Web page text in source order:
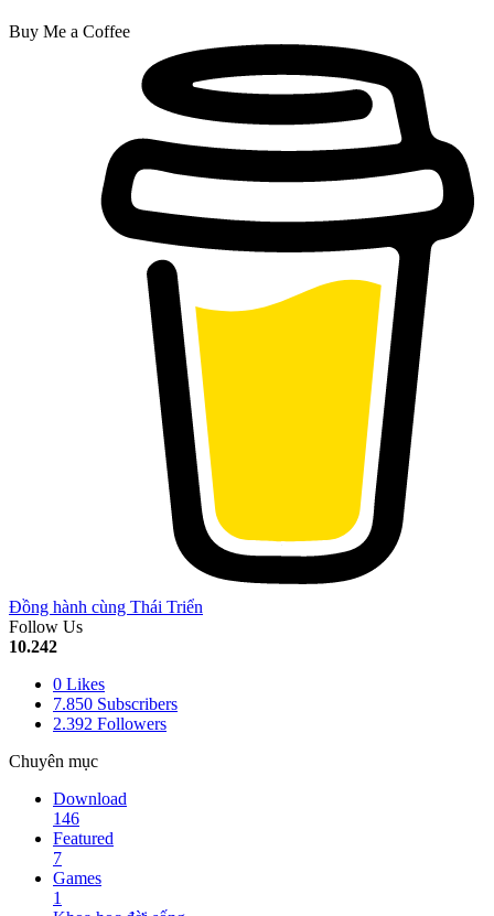
Buy Me a Coffee
Đồng hành cùng Thái Triển
Follow Us
10.242
0 Likes
7.850 Subscribers
2.392 Followers
Chuyên mục
Download
146
Featured
7
Games
1